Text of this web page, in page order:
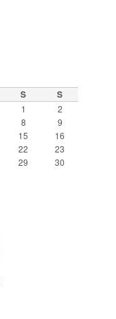
S S
1
2
8
9
15
16
22
23
29
30